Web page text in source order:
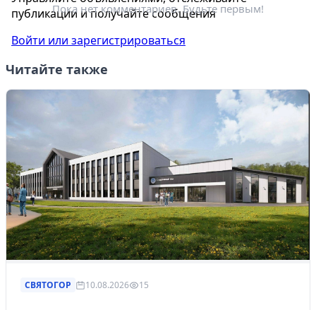
публикации и получайте сообщения
Войти или зарегистрироваться
Пока нет комментариев. Будьте первым!
Читайте также
СВЯТОГОР 10.08.2026 15